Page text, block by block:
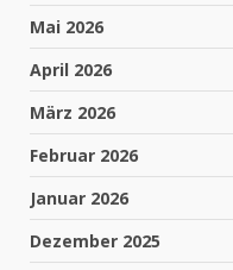
Mai 2026
April 2026
März 2026
Februar 2026
Januar 2026
Dezember 2025